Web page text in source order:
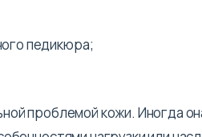
педикюра;
проблемой кожи. Иногда